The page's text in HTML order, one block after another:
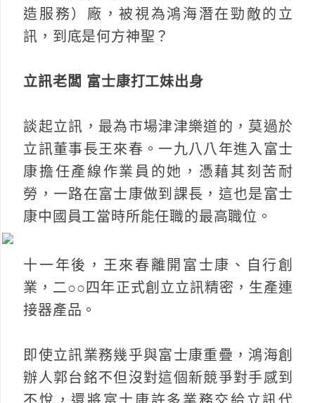
造服務）廠，被視為鴻海潛在勁敵的立
訊，到底是何方神聖？
立訊老闆 富士康打工妹出身
談起立訊，最為市場津津樂道的，莫過於
立訊董事長王來春。一九八八年進入富士
康擔任產線作業員的她，憑藉其刻苦耐
勞，一路在富士康做到課長，這也是富士
康中國員工當時所能任職的最高職位。
十一年後，王來春離開富士康、自行創
業，二○○四年正式創立立訊精密，生產連
接器產品。
即使立訊業務幾乎與富士康重疊，鴻海創
辦人郭台銘不但沒對這個新競爭對手感到